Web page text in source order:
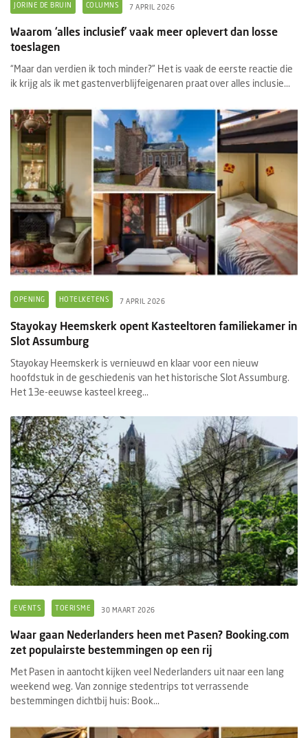
JORINE DE BRUIN COLUMNS 7 APRIL 2026
Waarom ‘alles inclusief’ vaak meer oplevert dan losse
toeslagen
“Maar dan verdien ik toch minder?” Het is vaak de eerste reactie die
ik krijg als ik met gastenverblijfeigenaren praat over alles inclusie...
OPENING HOTELKETENS 7 APRIL 2026
Stayokay Heemskerk opent Kasteeltoren familiekamer in
Slot Assumburg
Stayokay Heemskerk is vernieuwd en klaar voor een nieuw
hoofdstuk in de geschiedenis van het historische Slot Assumburg.
Het 13e-eeuwse kasteel kreeg...
EVENTS TOERISME 30 MAART 2026
Waar gaan Nederlanders heen met Pasen? Booking.com
zet populairste bestemmingen op een rij
Met Pasen in aantocht kijken veel Nederlanders uit naar een lang
weekend weg. Van zonnige stedentrips tot verrassende
bestemmingen dichtbij huis: Book...